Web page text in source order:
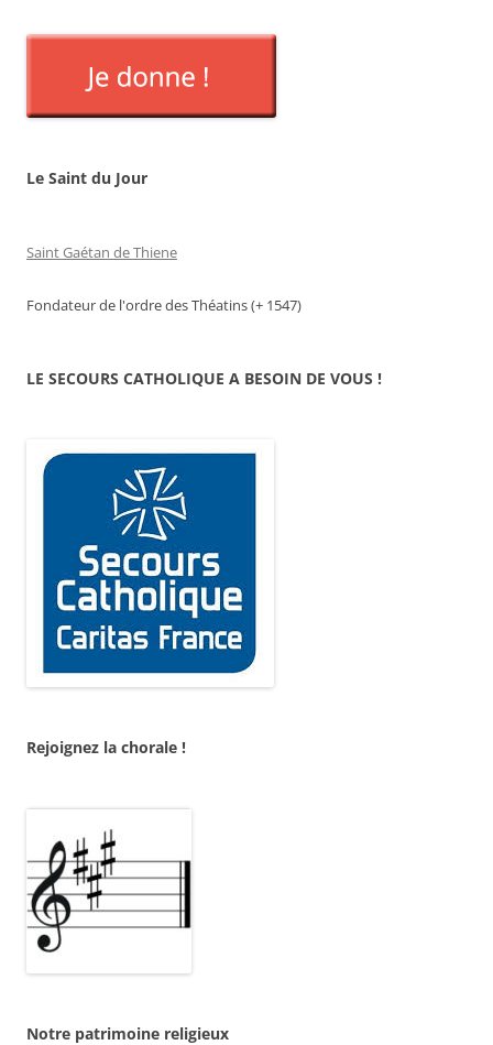
Le Saint du Jour
Saint Gaétan de Thiene
Fondateur de l'ordre des Théatins (+ 1547)
LE SECOURS CATHOLIQUE A BESOIN DE VOUS !
Rejoignez la chorale !
Notre patrimoine religieux